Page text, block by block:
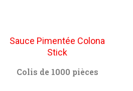
Sauce Pimentée Colona
Stick
Colis de 1000 pièces